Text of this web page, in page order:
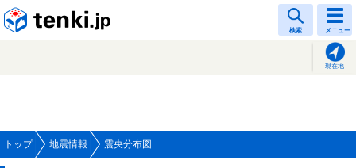
検索 メニュー
現在地
トップ 地震情報 震央分布図